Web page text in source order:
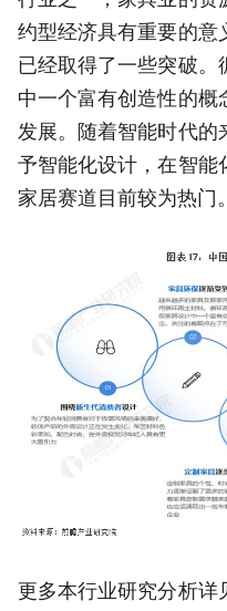
约型经济具有重要的意
已经取得了一些突破。
中一个富有创造性的概
发展。随着智能时代的
予智能化设计，在智能
家居赛道目前较为热门。
更多本行业研究分析详